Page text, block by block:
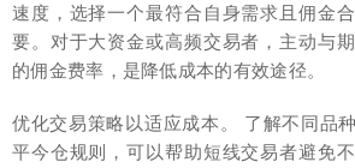
速度，选择一个最符合自身需求且佣金
要。对于大资金或高频交易者，主动与
的佣金费率，是降低成本的有效途径。
优化交易策略以适应成本。 了解不同品
平今仓规则，可以帮助短线交易者避免